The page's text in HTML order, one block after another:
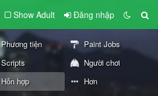
Show Adult Đăng nhập
Phương tiện
Paint Jobs
Scripts
Người chơi
Hỗn hợp Hơn